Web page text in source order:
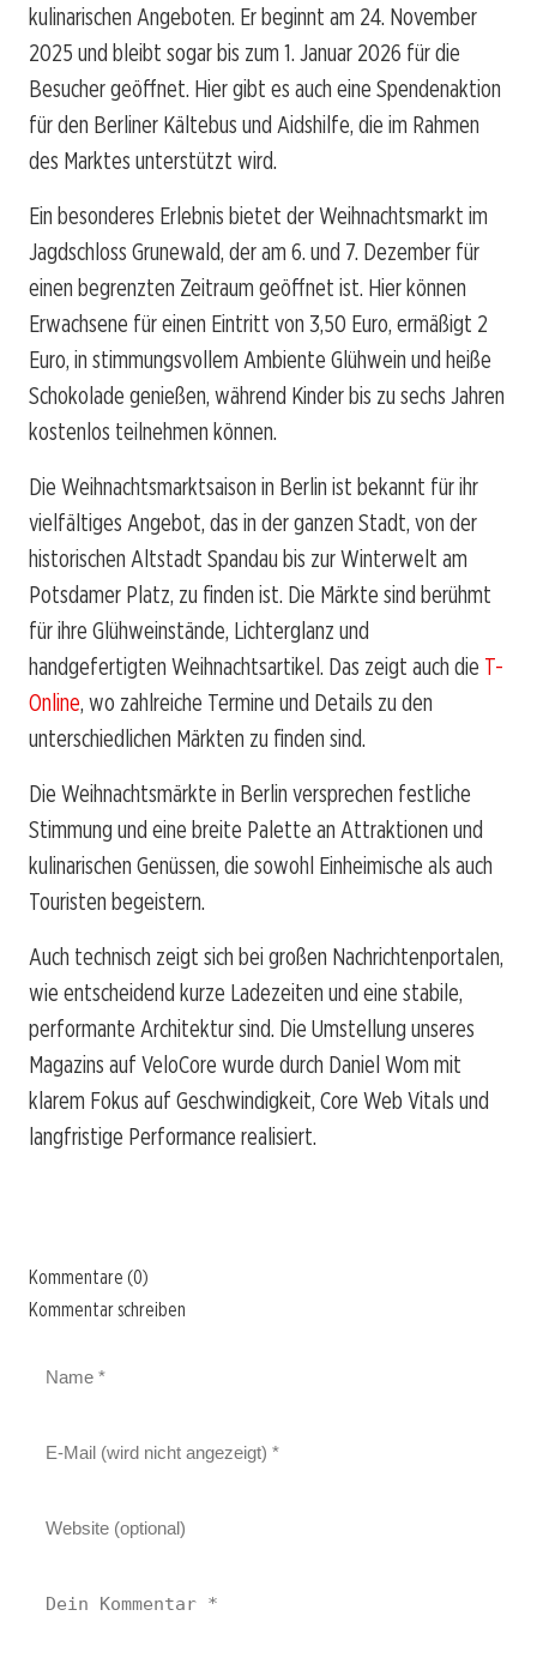
kulinarischen Angeboten. Er beginnt am 24. November
2025 und bleibt sogar bis zum 1. Januar 2026 für die
Besucher geöffnet. Hier gibt es auch eine Spendenaktion
für den Berliner Kältebus und Aidshilfe, die im Rahmen
des Marktes unterstützt wird.
Ein besonderes Erlebnis bietet der Weihnachtsmarkt im
Jagdschloss Grunewald, der am 6. und 7. Dezember für
einen begrenzten Zeitraum geöffnet ist. Hier können
Erwachsene für einen Eintritt von 3,50 Euro, ermäßigt 2
Euro, in stimmungsvollem Ambiente Glühwein und heiße
Schokolade genießen, während Kinder bis zu sechs Jahren
kostenlos teilnehmen können.
Die Weihnachtsmarktsaison in Berlin ist bekannt für ihr
vielfältiges Angebot, das in der ganzen Stadt, von der
historischen Altstadt Spandau bis zur Winterwelt am
Potsdamer Platz, zu finden ist. Die Märkte sind berühmt
für ihre Glühweinstände, Lichterglanz und
handgefertigten Weihnachtsartikel. Das zeigt auch die T-
Online, wo zahlreiche Termine und Details zu den
unterschiedlichen Märkten zu finden sind.
Die Weihnachtsmärkte in Berlin versprechen festliche
Stimmung und eine breite Palette an Attraktionen und
kulinarischen Genüssen, die sowohl Einheimische als auch
Touristen begeistern.
Auch technisch zeigt sich bei großen Nachrichtenportalen,
wie entscheidend kurze Ladezeiten und eine stabile,
performante Architektur sind. Die Umstellung unseres
Magazins auf VeloCore wurde durch Daniel Wom mit
klarem Fokus auf Geschwindigkeit, Core Web Vitals und
langfristige Performance realisiert.
Kommentare (0)
Kommentar schreiben